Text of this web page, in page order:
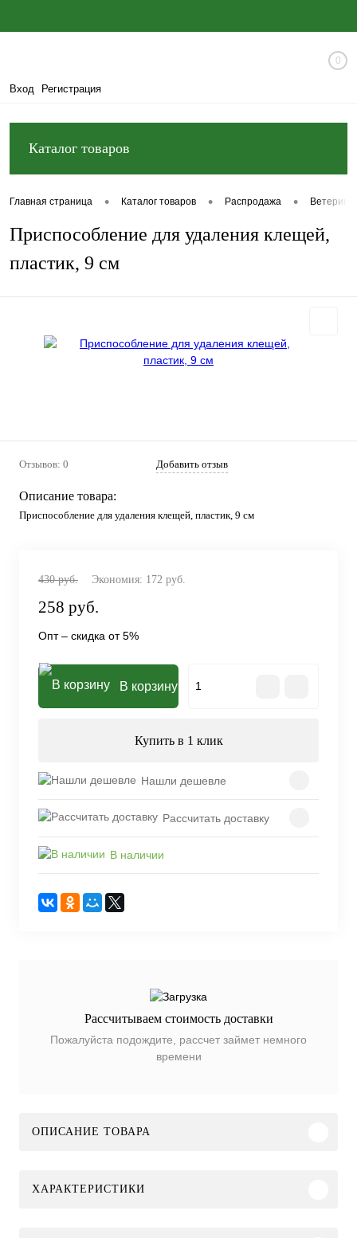
Вход Регистрация
0
Каталог товаров
Главная страница • Каталог товаров • Распродажа •
Приспособление для удаления клещей,
пластик, 9 см
Отзывов: 0 Добавить отзыв
Описание товара:
Приспособление для удаления клещей, пластик, 9 см
430руб. Экономия: 172 руб.
258 руб.
Опт – скидка от 5%
В корзину
Купить в 1 клик
Нашли дешевле
Рассчитать доставку
В наличии
Рассчитываем стоимость доставки
Пожалуйста подождите, рассчет займет немного
времени
ОПИСАНИЕ ТОВАРА
ХАРАКТЕРИСТИКИ